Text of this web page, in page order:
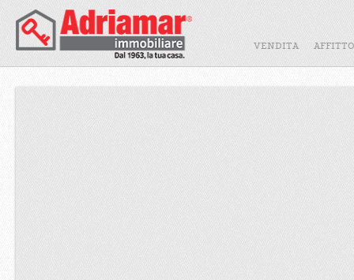
VENDITA AFFITTO